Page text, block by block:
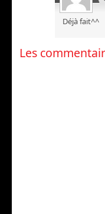
Déjà fait^^
Les